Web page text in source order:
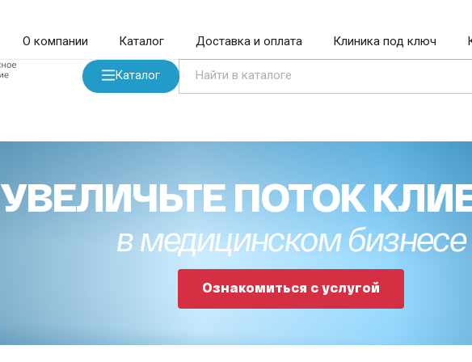
О компании Каталог Доставка и оплата Клиника под ключ
Каталог
УВЕЛИЧЬТЕ ПОТОК
в медицинском бизнесе
Ознакомиться с услугой